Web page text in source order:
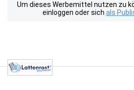
Um dieses Werbemittel nutzen zu
einloggen oder sich als